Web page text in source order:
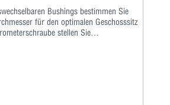
Bushings bestimmen Sie
für den optimalen Geschosssitz
stellen Sie